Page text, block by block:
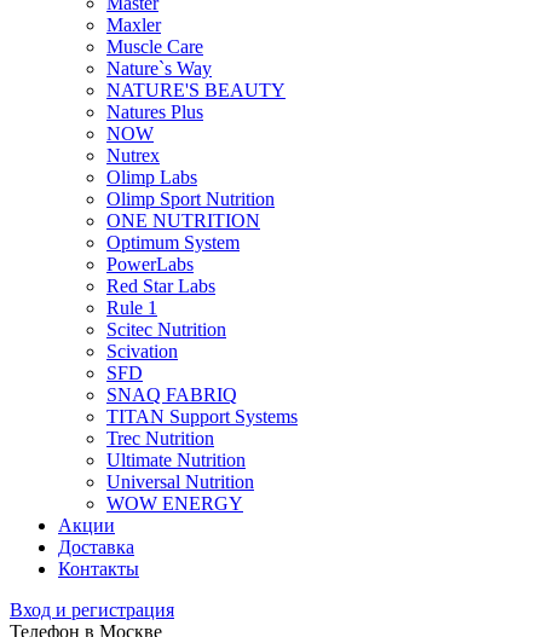
Maxler
Muscle Care
Nature`s Way
NATURE'S BEAUTY
Natures Plus
NOW
Nutrex
Olimp Labs
Olimp Sport Nutrition
ONE NUTRITION
Optimum System
PowerLabs
Red Star Labs
Rule 1
Scitec Nutrition
Scivation
SFD
SNAQ FABRIQ
TITAN Support Systems
Trec Nutrition
Ultimate Nutrition
Universal Nutrition
WOW ENERGY
Акции
Доставка
Контакты
Вход и регистрация
Телефон в Москве